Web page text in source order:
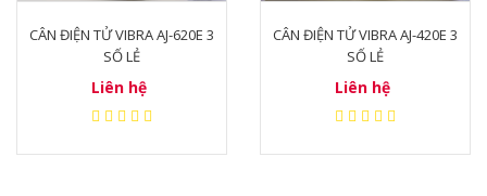
CÂN ĐIỆN TỬ VIBRA AJ-620E 3
SỐ LẺ
Liên hệ
CÂN ĐIỆN TỬ VIBRA AJ-420E 3
SỐ LẺ
Liên hệ